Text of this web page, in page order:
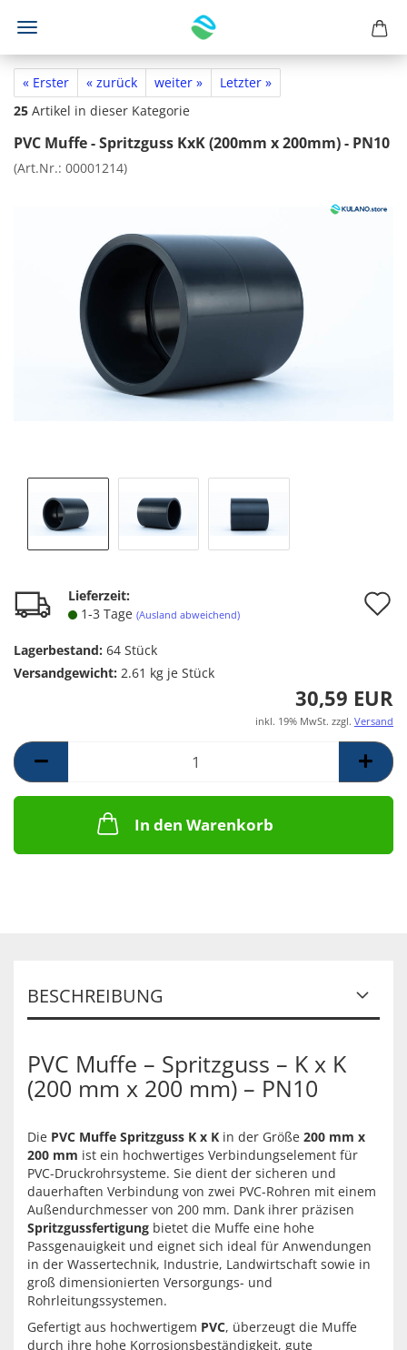
« Erster « zurück weiter »
Letzter »
25 Artikel in dieser Kategorie
PVC Muffe - Spritzguss KxK (200mm x 200mm) - PN10
(Art.Nr.: 00001214)
Lieferzeit:
1-3 Tage (Ausland abweichend)
Lagerbestand: 64 Stück
Versandgewicht: 2.61 kg je Stück
30,59 EUR
inkl. 19% MwSt. zzgl. Versand
In den Warenkorb
BESCHREIBUNG
PVC Muffe – Spritzguss – K x K
(200 mm x 200 mm) – PN10
Die PVC Muffe Spritzguss K x K in der Größe 200 mm x
200 mm ist ein hochwertiges Verbindungselement für
PVC-Druckrohrsysteme. Sie dient der sicheren und
dauerhaften Verbindung von zwei PVC-Rohren mit einem
Außendurchmesser von 200 mm. Dank ihrer präzisen
Spritzgussfertigung bietet die Muffe eine hohe
Passgenauigkeit und eignet sich ideal für Anwendungen
in der Wassertechnik, Industrie, Landwirtschaft sowie in
groß dimensionierten Versorgungs- und
Rohrleitungssystemen.
Gefertigt aus hochwertigem PVC, überzeugt die Muffe
durch ihre hohe Korrosionsbeständigkeit, gute